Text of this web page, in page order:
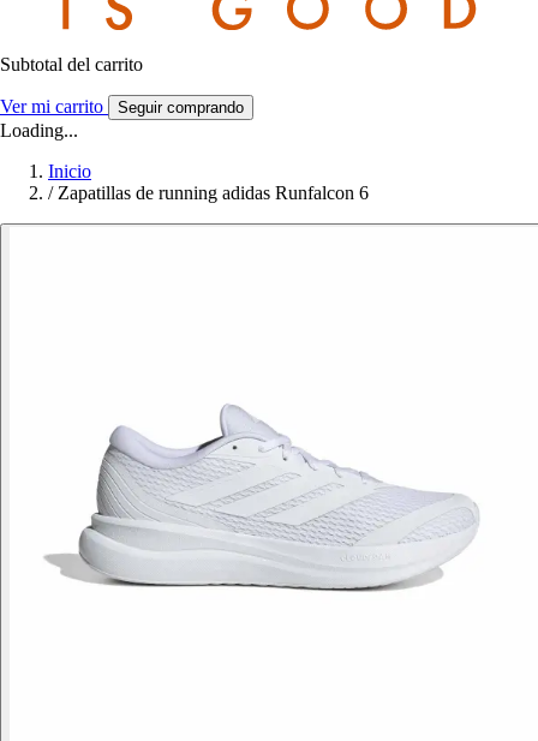
Subtotal del carrito
Ver mi carrito Seguir comprando
Loading...
Inicio
/ Zapatillas de running adidas Runfalcon 6